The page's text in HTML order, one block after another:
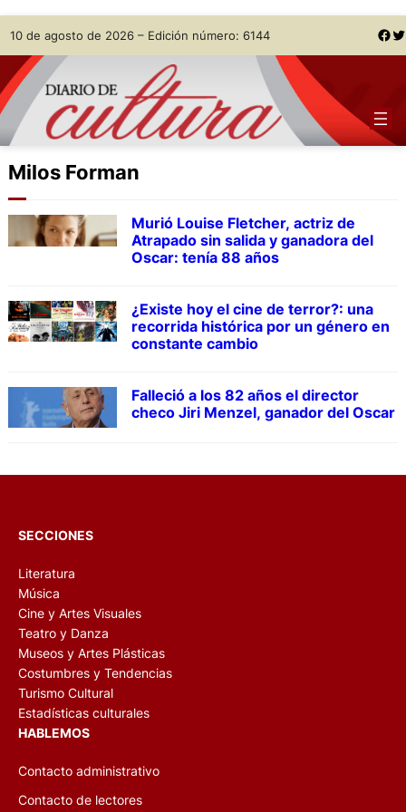
Skip
to
content
10 de agosto de 2026 – Edición número: 6144 Facebook Twitter
Milos Forman
Murió Louise Fletcher, actriz de
Atrapado sin salida y ganadora del
Oscar: tenía 88 años
¿Existe hoy el cine de terror?: una
recorrida histórica por un género en
constante cambio
Falleció a los 82 años el director
checo Jiri Menzel, ganador del Oscar
SECCIONES
Literatura
Música
Cine y Artes Visuales
Teatro y Danza
Museos y Artes Plásticas
Costumbres y Tendencias
Turismo Cultural
Estadísticas culturales
HABLEMOS
Contacto administrativo
Contacto de lectores